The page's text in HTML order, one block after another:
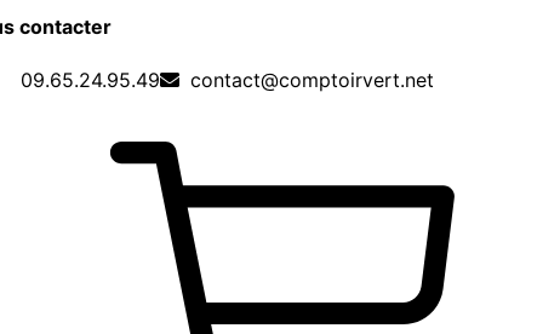
contacter
09.65.24.95.49 contact@comptoirvert.net